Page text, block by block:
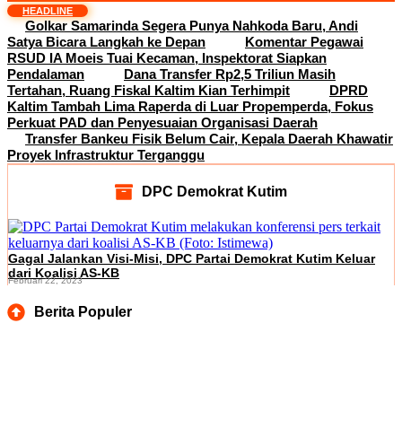
HEADLINE
Golkar Samarinda Segera Punya Nahkoda Baru, Andi
Satya Bicara Langkah ke Depan
Komentar Pegawai
RSUD IA Moeis Tuai Kecaman, Inspektorat Siapkan
Pendalaman
Dana Transfer Rp2,5 Triliun Masih
Tertahan, Ruang Fiskal Kaltim Kian Terhimpit
DPRD
Kaltim Tambah Lima Raperda di Luar Propemperda, Fokus
Perkuat PAD dan Penyesuaian Organisasi Daerah
Transfer Bankeu Fisik Belum Cair, Kepala Daerah Khawatir
Proyek Infrastruktur Terganggu
DPC Demokrat Kutim
Gagal Jalankan Visi-Misi, DPC Partai Demokrat Kutim Keluar
dari Koalisi AS-KB
Februari 22, 2023
Berita Populer